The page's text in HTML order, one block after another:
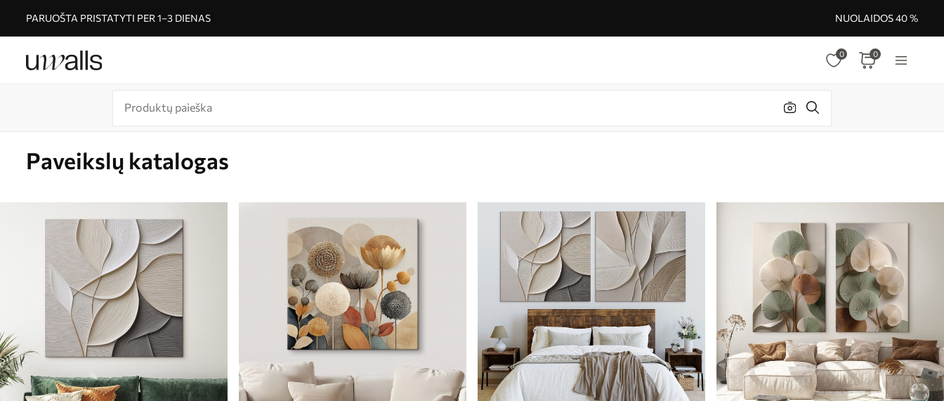
PARUOŠTA PRISTATYTI PER 1–3 DIENAS NUOLAIDOS 40 %
0 0
Paveikslų katalogas